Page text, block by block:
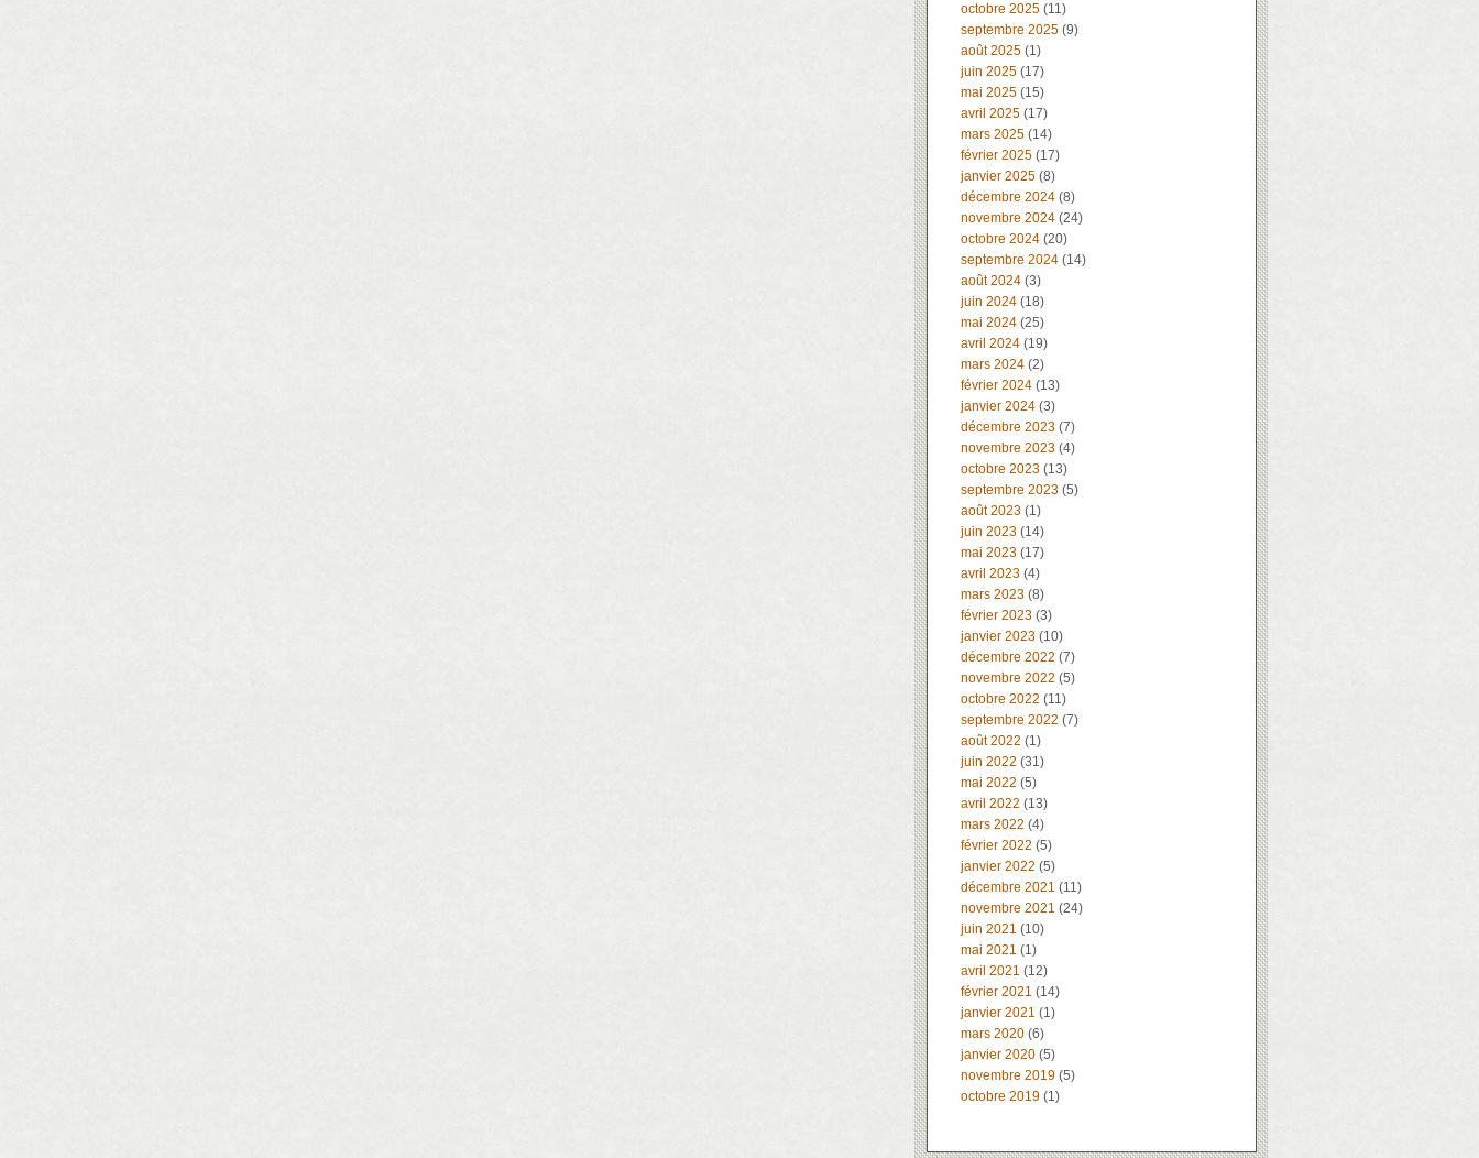
octobre 2025 (11)
septembre 2025 (9)
août 2025 (1)
juin 2025 (17)
mai 2025 (15)
avril 2025 (17)
mars 2025 (14)
février 2025 (17)
janvier 2025 (8)
décembre 2024 (8)
novembre 2024 (24)
octobre 2024 (20)
septembre 2024 (14)
août 2024 (3)
juin 2024 (18)
mai 2024 (25)
avril 2024 (19)
mars 2024 (2)
février 2024 (13)
janvier 2024 (3)
décembre 2023 (7)
novembre 2023 (4)
octobre 2023 (13)
septembre 2023 (5)
août 2023 (1)
juin 2023 (14)
mai 2023 (17)
avril 2023 (4)
mars 2023 (8)
février 2023 (3)
janvier 2023 (10)
décembre 2022 (7)
novembre 2022 (5)
octobre 2022 (11)
septembre 2022 (7)
août 2022 (1)
juin 2022 (31)
mai 2022 (5)
avril 2022 (13)
mars 2022 (4)
février 2022 (5)
janvier 2022 (5)
décembre 2021 (11)
novembre 2021 (24)
juin 2021 (10)
mai 2021 (1)
avril 2021 (12)
février 2021 (14)
janvier 2021 (1)
mars 2020 (6)
janvier 2020 (5)
novembre 2019 (5)
octobre 2019 (1)